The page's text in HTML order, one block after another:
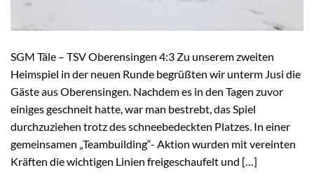
SGM Täle – TSV Oberensingen 4:3 Zu unserem zweiten
Heimspiel in der neuen Runde begrüßten wir unterm Jusi die
Gäste aus Oberensingen. Nachdem es in den Tagen zuvor
einiges geschneit hatte, war man bestrebt, das Spiel
durchzuziehen trotz des schneebedeckten Platzes. In einer
gemeinsamen „Teambuilding“- Aktion wurden mit vereinten
Kräften die wichtigen Linien freigeschaufelt und […]